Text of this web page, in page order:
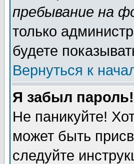
пребывание на
только
будете
Вернуться к
Я забыл пароль!
Не паникуйте!
может быть
следуйте